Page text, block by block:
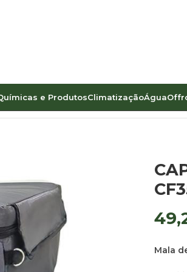
e ProdutosClimatizaçãoÁgua
COMPRESSORA CZ CF35
Mala